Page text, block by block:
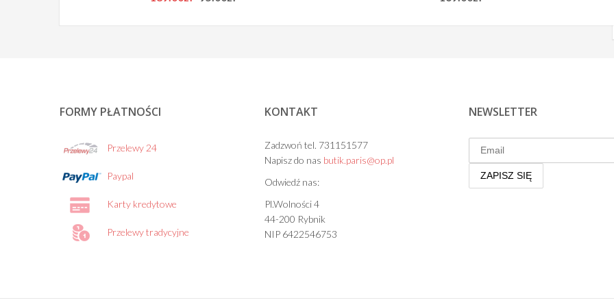
FORMY PŁATNOŚCI
Przelewy 24
Paypal
Karty kredytowe
Przelewy tradycyjne
KONTAKT
Zadzwoń tel. 731151577
Napisz do nas butik.paris@op.pl
Odwiedź nas:
Pl.Wolności 4
44-200 Rybnik
NIP 6422546753
NEWSLETTER